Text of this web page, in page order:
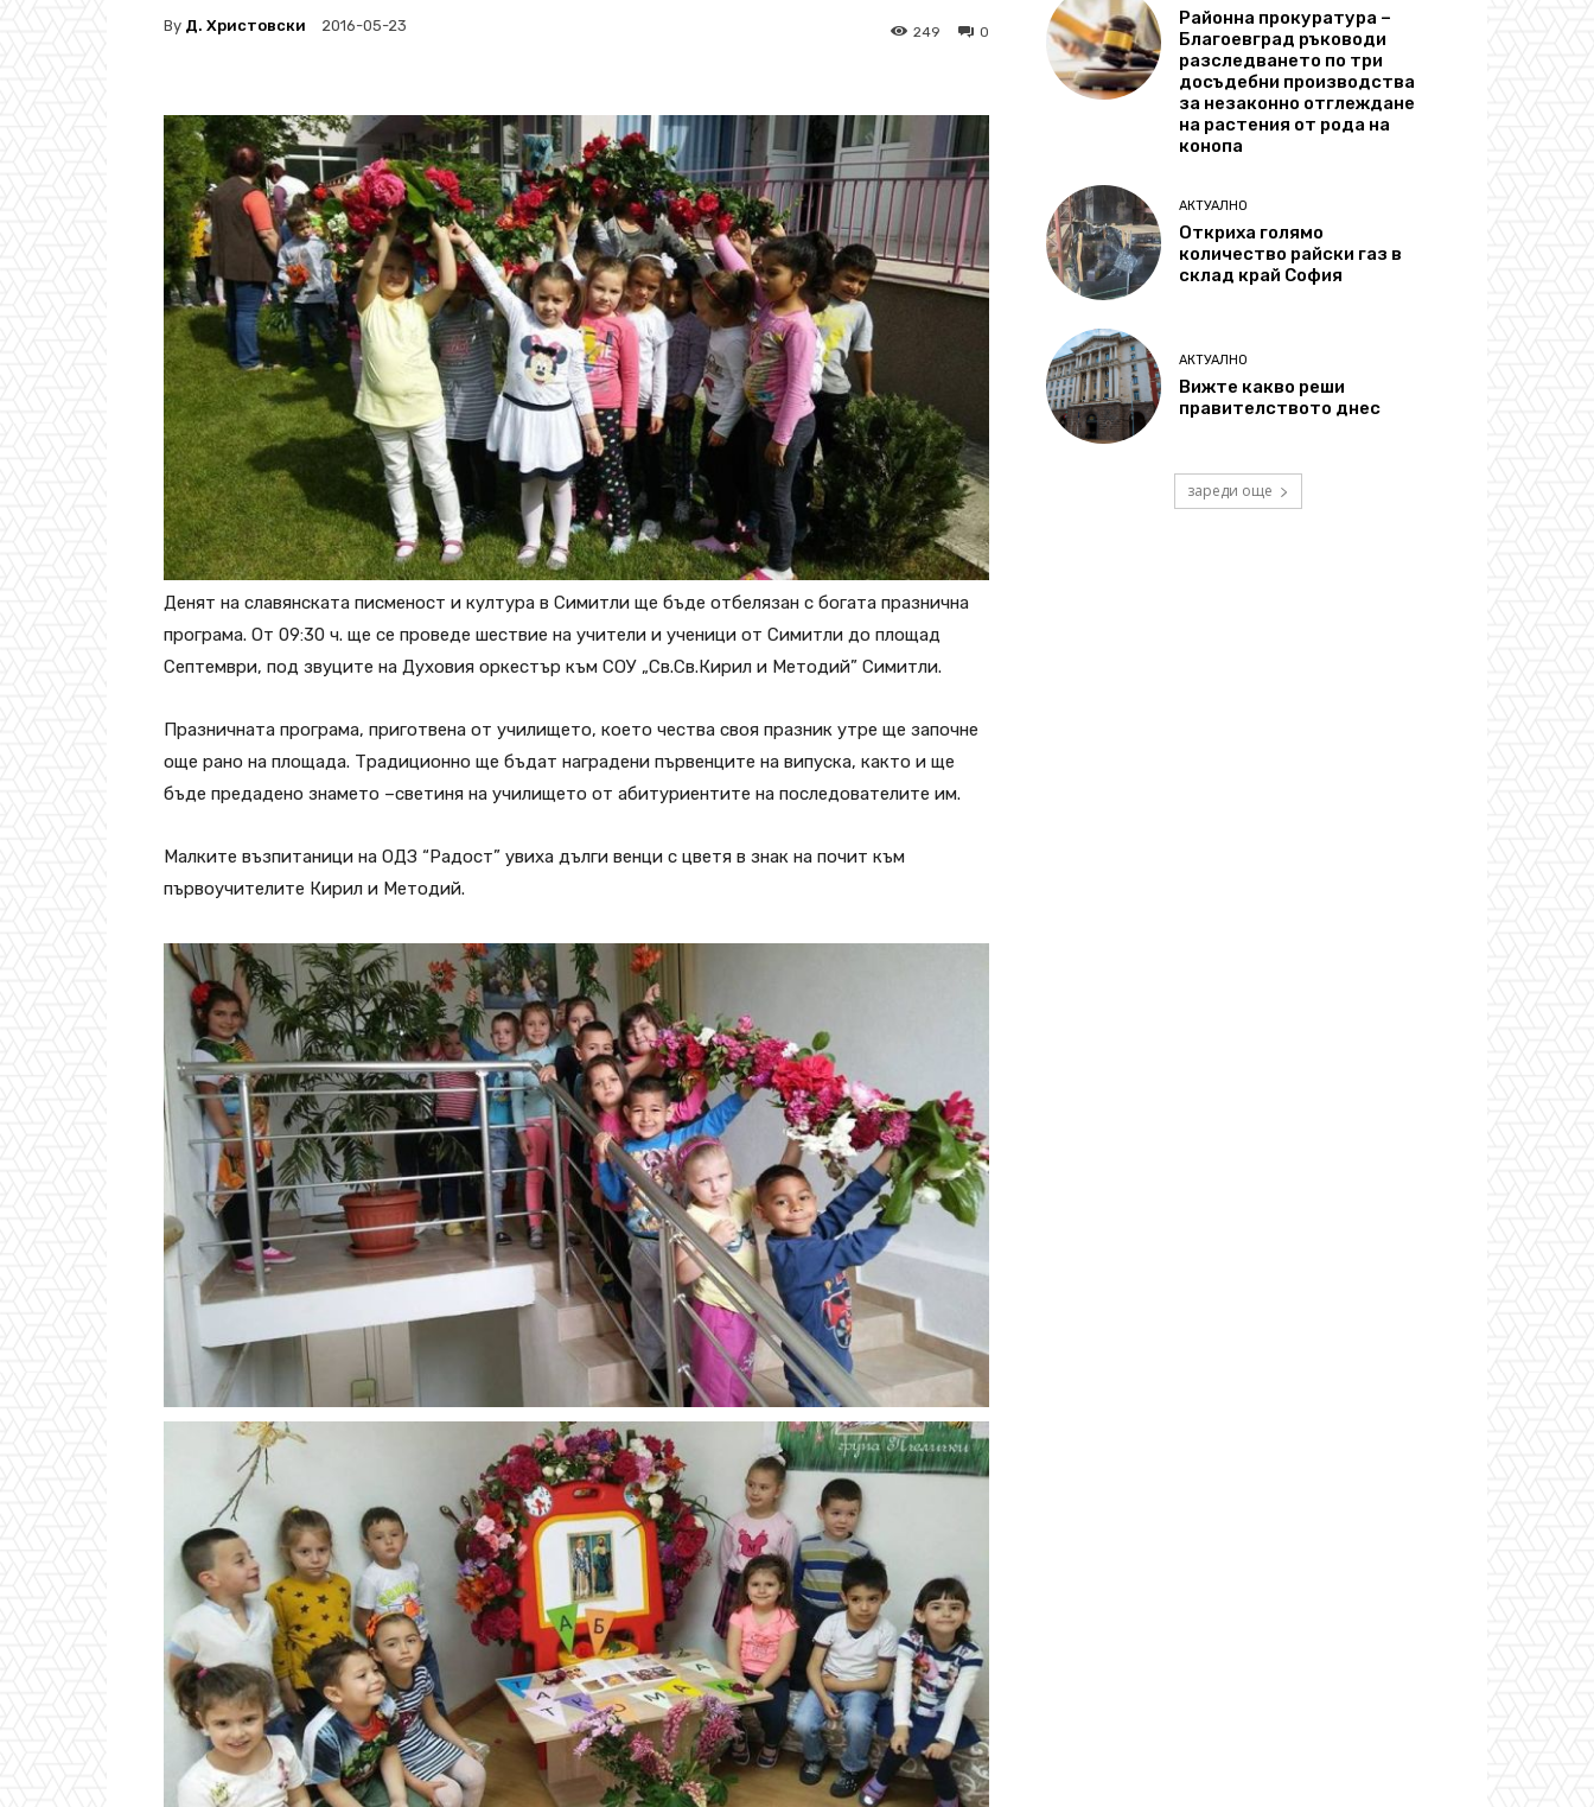
By Д. Христовски 2016-05-23 0
249
Денят на славянската писменост и култура в Симитли ще бъде отбелязан с богата празнична
програма. От 09:30 ч. ще се проведе шествие на учители и ученици от Симитли до площад
Септември, под звуците на Духовия оркестър към СОУ „Св.Св.Кирил и Методий” Симитли.
Празничната програма, приготвена от училището, което чества своя празник утре ще започне
още рано на площада. Традиционно ще бъдат наградени първенците на випуска, както и ще
бъде предадено знамето –светиня на училището от абитуриентите на последователите им.
Малките възпитаници на ОДЗ “Радост” увиха дълги венци с цветя в знак на почит към
първоучителите Кирил и Методий.
Районна прокуратура –
Благоевград ръководи
разследването по три
досъдебни производства
за незаконно отглеждане
на растения от рода на
конопа
АКТУАЛНО
Откриха голямо
количество райски газ в
склад край София
АКТУАЛНО
Вижте какво реши
правителството днес
зареди още